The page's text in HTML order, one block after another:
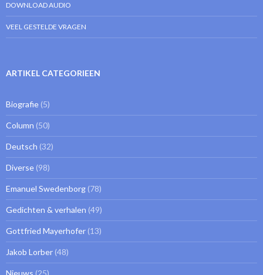
DOWNLOAD AUDIO
VEEL GESTELDE VRAGEN
ARTIKEL CATEGORIEEN
Biografie (5)
Column (50)
Deutsch (32)
Diverse (98)
Emanuel Swedenborg (78)
Gedichten & verhalen (49)
Gottfried Mayerhofer (13)
Jakob Lorber (48)